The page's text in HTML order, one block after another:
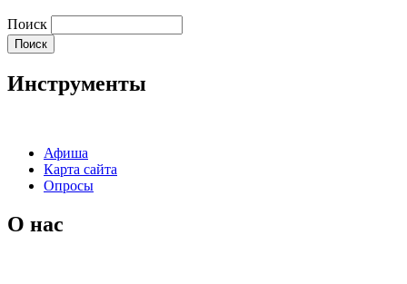
Поиск
Инструменты
Афиша
Карта сайта
Опросы
О нас